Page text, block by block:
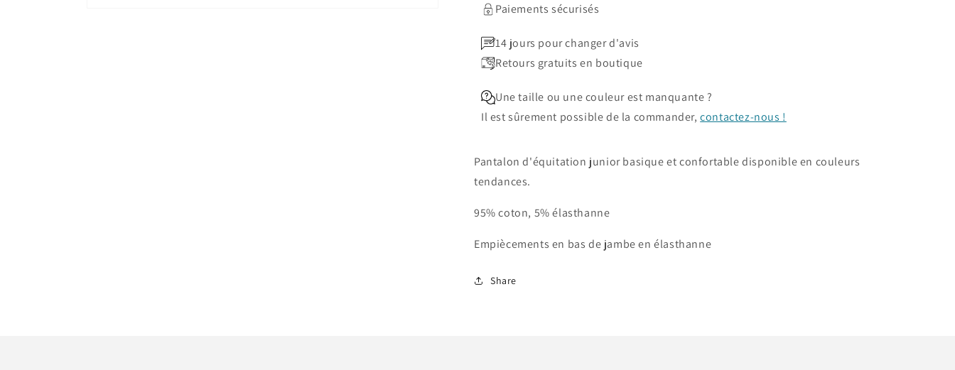
Paiements sécurisés
14 jours pour changer d'avis
Retours gratuits en boutique
Une taille ou une couleur est manquante ?
Il est sûrement possible de la commander,contactez-nous !
Pantalon d'équitation junior basique et confortable disponible en couleurs
tendances.
95% coton, 5% élasthanne
Empiècements en bas de jambe en élasthanne
Share